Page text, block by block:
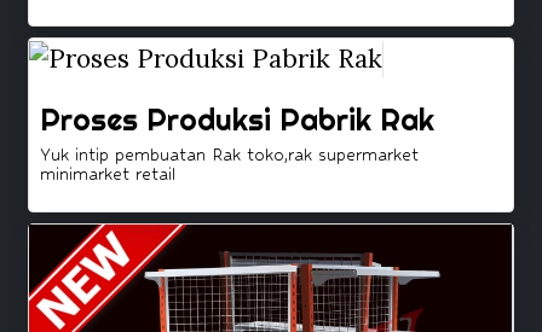
Proses Produksi Pabrik Rak
Yuk intip pembuatan Rak toko,rak supermarket
minimarket retail